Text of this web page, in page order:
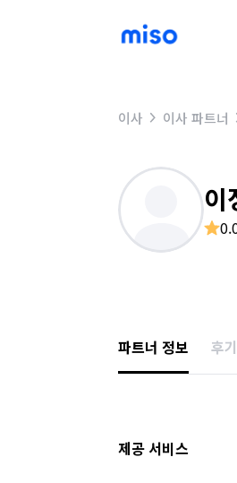
이사 이사 파트너
이
파트너 정보 후기
제공 서비스